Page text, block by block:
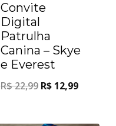
Convite
Digital
Patrulha
Canina – Skye
e Everest
R$22,99 R$ 12,99